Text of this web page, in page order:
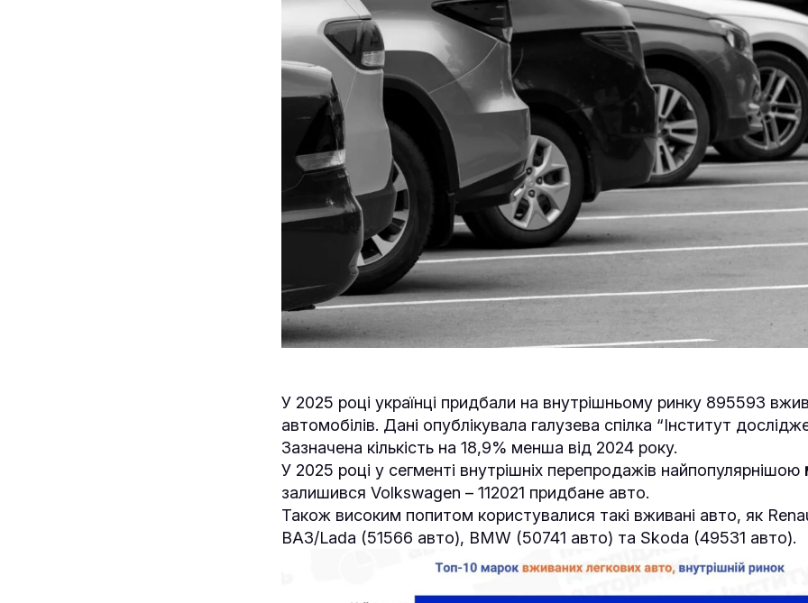
У 2025 році українці придбали на внутрішньому ринку 895593
автомобілів. Дані опублікувала галузева спілка “Інститут
Зазначена кількість на 18,9% менша від 2024 року.
У 2025 році у сегменті внутрішніх перепродажів найпопулярнішою
залишився Volkswagen – 112021 придбане авто.
Також високим попитом користувалися такі вживані авто, як
ВАЗ/Lada (51566 авто), BMW (50741 авто) та Skoda (49531 авто).